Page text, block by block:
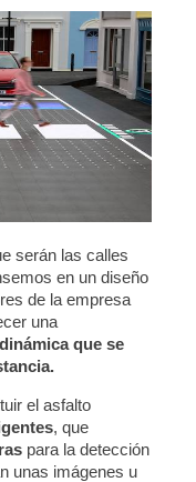
serán las calles
en un diseño
de la empresa
una
que se
el asfalto
, que
para la detección
unas imágenes u